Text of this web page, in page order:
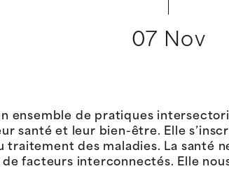
07 Nov
ensemble de pratiques
santé et leur bien-être. Elle
traitement des maladies. La santé
de facteurs interconnectés. Elle